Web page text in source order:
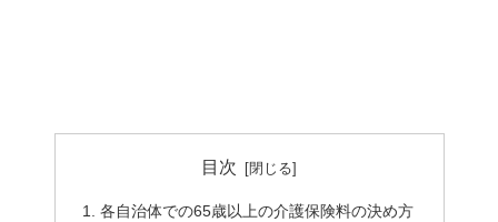
目次
各自治体での65歳以上の介護保険料の決め方